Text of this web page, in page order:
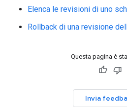
Elenca le revisioni di uno
Rollback di una revisione
Questa pagina è
Invia